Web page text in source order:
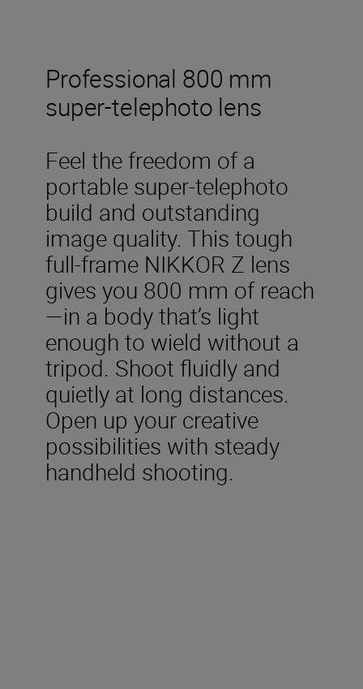
Professional 800 mm
super-telephoto lens
Feel the freedom of a
portable super-telephoto
build and outstanding
image quality. This tough
full-frame NIKKOR Z lens
gives you 800 mm of reach
—in a body that’s light
enough to wield without a
tripod. Shoot fluidly and
quietly at long distances.
Open up your creative
possibilities with steady
handheld shooting.